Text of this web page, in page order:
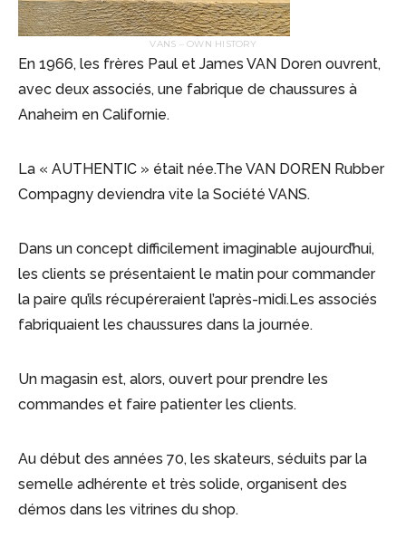
VANS – OWN HISTORY
En 1966, les frères Paul et James VAN Doren ouvrent,
avec deux associés, une fabrique de chaussures à
Anaheim en Californie.
La « AUTHENTIC » était née.The VAN DOREN Rubber
Compagny deviendra vite la Société VANS.
Dans un concept difficilement imaginable aujourd’hui,
les clients se présentaient le matin pour commander
la paire qu’ils récupéreraient l’après-midi.Les associés
fabriquaient les chaussures dans la journée.
Un magasin est, alors, ouvert pour prendre les
commandes et faire patienter les clients.
Au début des années 70, les skateurs, séduits par la
semelle adhérente et très solide, organisent des
démos dans les vitrines du shop.